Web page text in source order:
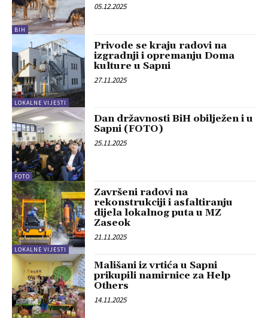
BIH
05.12.2025
LOKALNE VIJESTI
Privode se kraju radovi na
izgradnji i opremanju Doma
kulture u Sapni
27.11.2025
FOTO
Dan državnosti BiH obilježen i u
Sapni (FOTO)
25.11.2025
LOKALNE VIJESTI
Završeni radovi na
rekonstrukciji i asfaltiranju
dijela lokalnog puta u MZ
Zaseok
21.11.2025
Mališani iz vrtića u Sapni
prikupili namirnice za Help
Others
14.11.2025